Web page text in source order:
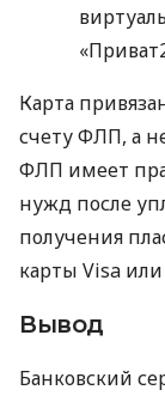
Карта
счету ФЛП, а
ФЛП имеет
нужд после
получения
карты Visa
Вывод
Банковский